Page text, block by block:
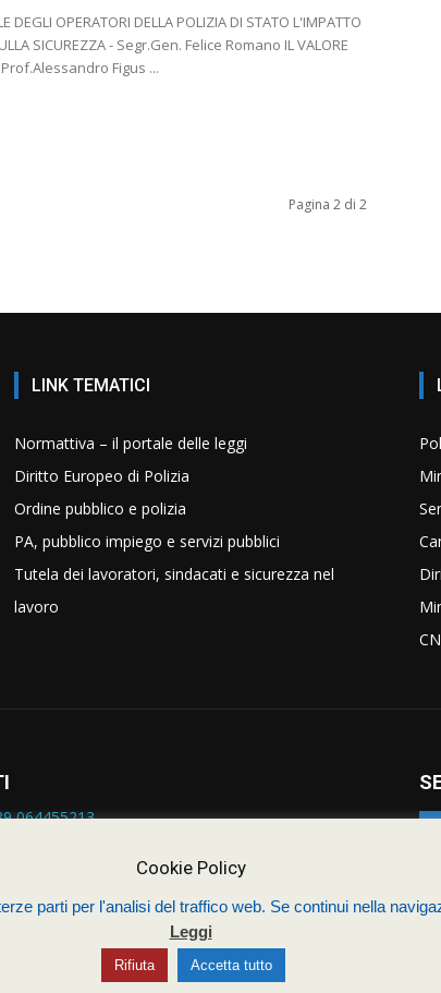
DEGLI OPERATORI DELLA POLIZIA DI STATO L'IMPATTO
SICUREZZA - Segr.Gen. Felice Romano IL VALORE
Prof.Alessandro Figus ...
Pagina 2 di 2
LINK TEMATICI
Normattiva – il portale delle leggi
Diritto Europeo di Polizia
Ordine pubblico e polizia
PA, pubblico impiego e servizi pubblici
Tutela dei lavoratori, sindacati e sicurezza nel
lavoro
064455213
Sindacato Italiano Unitario dei Lavoratori della Polizia
Contatti
Politica dei cookie (UE)
Cookie Policy
parti per l'analisi del traffico web. Se continui nella
Leggi
Rifiuta Accetta tutto